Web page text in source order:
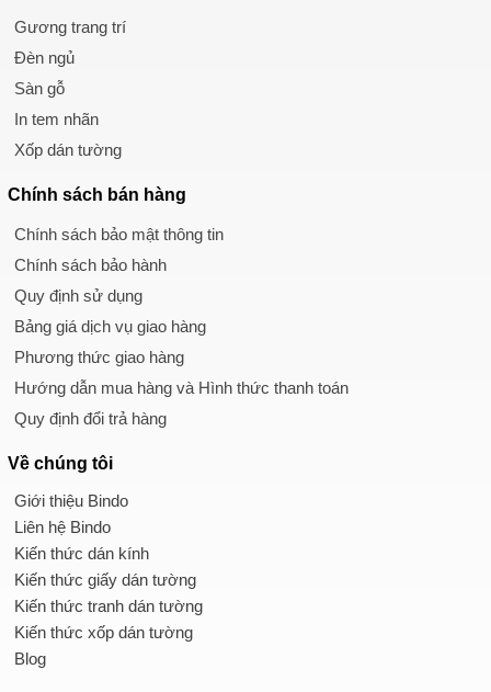
Gương trang trí
Đèn ngủ
Sàn gỗ
In tem nhãn
Xốp dán tường
Chính sách bán hàng
Chính sách bảo mật thông tin
Chính sách bảo hành
Quy định sử dụng
Bảng giá dịch vụ giao hàng
Phương thức giao hàng
Hướng dẫn mua hàng và Hình thức thanh toán
Quy định đổi trả hàng
Về chúng tôi
Giới thiệu Bindo
Liên hệ Bindo
Kiến thức dán kính
Kiến thức giấy dán tường
Kiến thức tranh dán tường
Kiến thức xốp dán tường
Blog